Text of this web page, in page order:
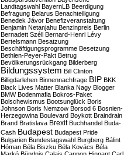
Landtagswahl BayernLB Beerdigung
Befragung Belarus Benachteiligung
Benedek Jávor Benefizveranstaltung
Benjamin Netanjahu Benzinpreis Berlin
Bernadett Széll Bernard-Henri Lévy
Bertelsmann Besatzung
Beschäftigungsprogramme Besetzung
Bethlen-Peyer-Pakt Betrug
Bevölkerungsrückgang Bilderberg
Bildungssystem Bill Clinton
Billigdarlehen Binnennachfrage BIP BKK
Black Lives Matter Blanka Nagy Blogger
BMW Bodenmafia Bokros-Paket
Bolschewismus Bootsunglück Boris
Johnson Boris Nemzow Borsod 6 Bosnien-
Herzegowina Boulevard Boykott Braindrain
Brand Bratislava Brexit Buchhandel Buda-
Cash Budapest Budapest Pride
Bulgarien Bundestagswahl Burgberg Bálint
Hóman Béla Biszku Béla Kovács Béla